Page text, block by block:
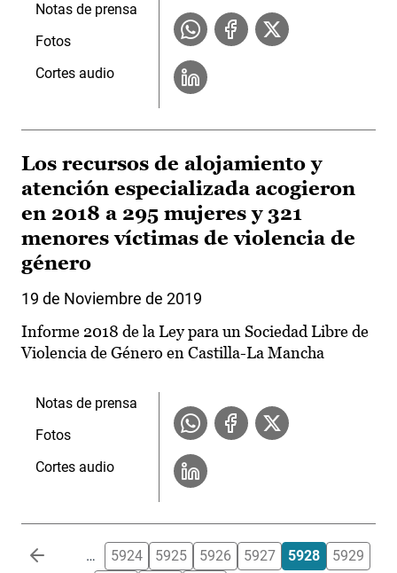
Notas de prensa
Fotos
Cortes audio
Los recursos de alojamiento y
atención especializada acogieron
en 2018 a 295 mujeres y 321
menores víctimas de violencia de
género
19 de Noviembre de 2019
Informe 2018 de la Ley para un Sociedad Libre de
Violencia de Género en Castilla-La Mancha
Notas de prensa
Fotos
Cortes audio
Paginación … 5924 5925 5926 5927 5928
5929